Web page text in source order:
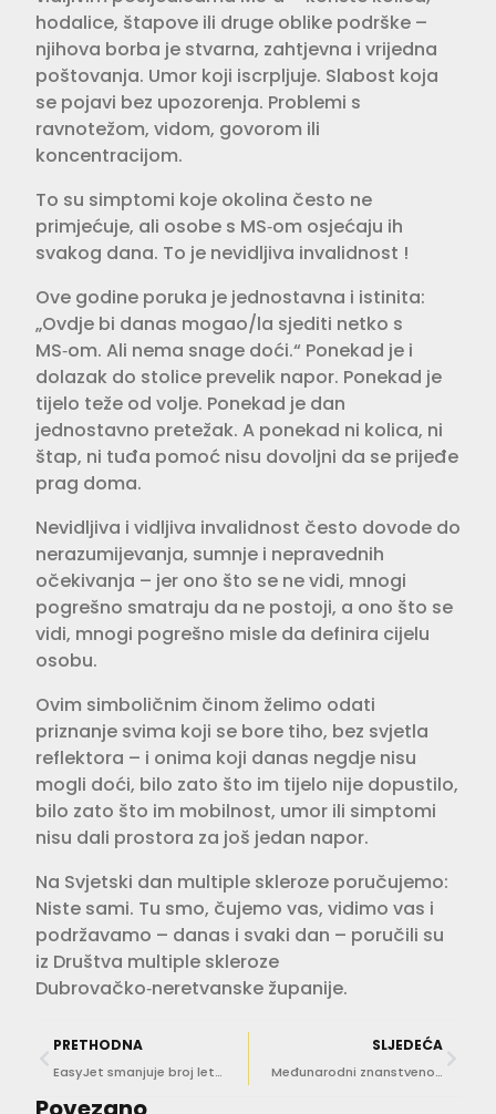
hodalice, štapove ili druge oblike podrške –
njihova borba je stvarna, zahtjevna i vrijedna
poštovanja. Umor koji iscrpljuje. Slabost koja
se pojavi bez upozorenja. Problemi s
ravnotežom, vidom, govorom ili
koncentracijom.
To su simptomi koje okolina često ne
primjećuje, ali osobe s MS‑om osjećaju ih
svakog dana. To je nevidljiva invalidnost !
Ove godine poruka je jednostavna i istinita:
„Ovdje bi danas mogao/la sjediti netko s
MS‑om. Ali nema snage doći.“ Ponekad je i
dolazak do stolice prevelik napor. Ponekad je
tijelo teže od volje. Ponekad je dan
jednostavno pretežak. A ponekad ni kolica, ni
štap, ni tuđa pomoć nisu dovoljni da se prijeđe
prag doma.
Nevidljiva i vidljiva invalidnost često dovode do
nerazumijevanja, sumnje i nepravednih
očekivanja – jer ono što se ne vidi, mnogi
pogrešno smatraju da ne postoji, a ono što se
vidi, mnogi pogrešno misle da definira cijelu
osobu.
Ovim simboličnim činom želimo odati
priznanje svima koji se bore tiho, bez svjetla
reflektora – i onima koji danas negdje nisu
mogli doći, bilo zato što im tijelo nije dopustilo,
bilo zato što im mobilnost, umor ili simptomi
nisu dali prostora za još jedan napor.
Na Svjetski dan multiple skleroze poručujemo:
Niste sami. Tu smo, čujemo vas, vidimo vas i
podržavamo – danas i svaki dan – poručili su
iz Društva multiple skleroze
Dubrovačko‑neretvanske županije.
PRETHODNA
EasyJet smanjuje broj letova za Dubrovnik
SLJEDEĆA
Međunarodni znanstveno-stručni skup ‘Imotska krajina u Domovinskom ratu – 35 godina poslije’